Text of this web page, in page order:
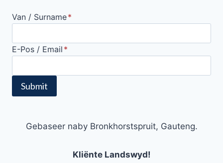
Van / Surname*
E-Pos / Email *
Submit
Gebaseer naby Bronkhorstspruit, Gauteng.
Kliënte Landswyd!